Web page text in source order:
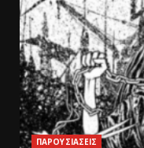
ΠΑΡΟΥΣΙΑΣΕΙΣ